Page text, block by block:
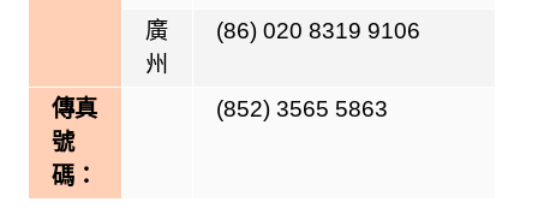
廣
州
(86) 020 8319 9106
傳真
號
碼：
(852) 3565 5863